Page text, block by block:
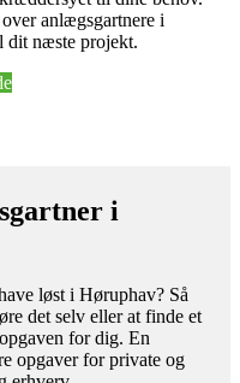
anlægsgartnere i
dit næste projekt.
i
løst i Høruphav? Så
det selv eller at finde et
for dig. En
opgaver for private og